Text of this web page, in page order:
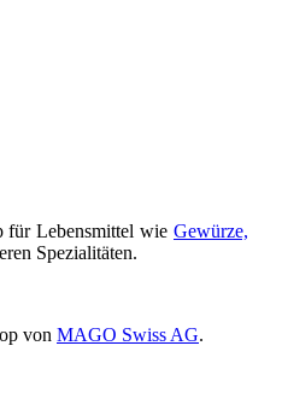
für Lebensmittel wie Gewürze,
Spezialitäten.
von MAGO Swiss AG.